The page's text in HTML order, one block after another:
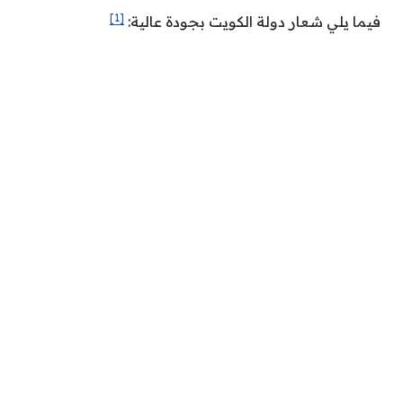
فيما يلي شعار دولة الكويت بجودة عالية: [1]